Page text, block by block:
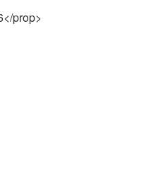
prop>